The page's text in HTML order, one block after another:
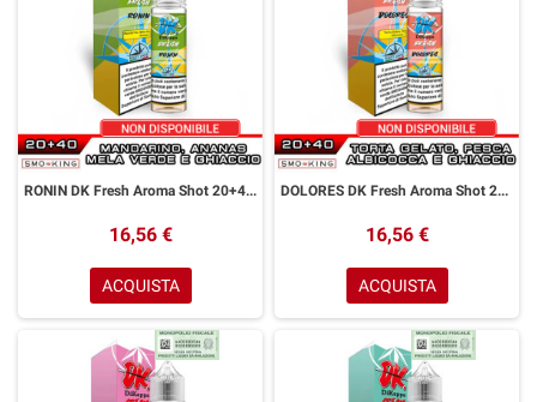
RONIN DK Fresh Aroma Shot 20+40 ml Easy Vape Mandarino Mela Verde Ananas Ice
16,56 €
ACQUISTA
DOLORES DK Fresh Aroma Shot 20+40 ml Easy Vape Torta Gelato Pesca Albicocca Ice
16,56 €
ACQUISTA